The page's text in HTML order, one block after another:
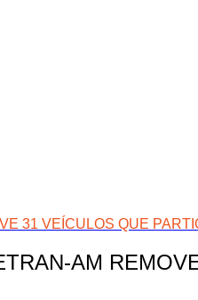
31 VEÍCULOS QUE
AM